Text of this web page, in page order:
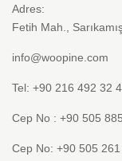
Adres:
Fetih Mah.,
info@woopine.com
Tel: +90 216 492 32
Cep No : +90 505
Cep No: +90 505